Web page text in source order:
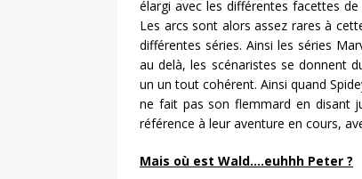
élargi avec les différentes facettes
Les arcs sont alors assez rares à
différentes séries. Ainsi les séries
au delà, les scénaristes se donnent
un un tout cohérent. Ainsi quand
ne fait pas son flemmard en disant
référence à leur aventure en cours,
Mais où est Wald….euhhh Peter ?